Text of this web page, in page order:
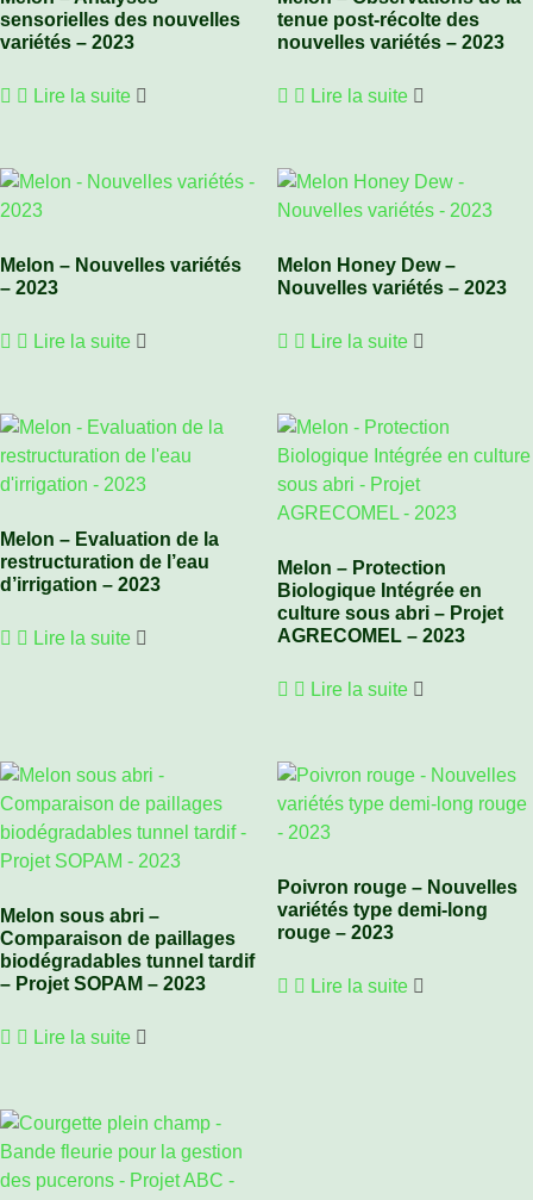
sensorielles des nouvelles
variétés – 2023
Lire la suite
tenue post-récolte des
nouvelles variétés – 2023
Lire la suite
Melon – Nouvelles variétés
– 2023
Lire la suite
Melon Honey Dew –
Nouvelles variétés – 2023
Lire la suite
Melon – Evaluation de la
restructuration de l’eau
d’irrigation – 2023
Lire la suite
Melon – Protection
Biologique Intégrée en
culture sous abri – Projet
AGRECOMEL – 2023
Lire la suite
Melon sous abri –
Comparaison de paillages
biodégradables tunnel tardif
– Projet SOPAM – 2023
Lire la suite
Poivron rouge – Nouvelles
variétés type demi-long
rouge – 2023
Lire la suite